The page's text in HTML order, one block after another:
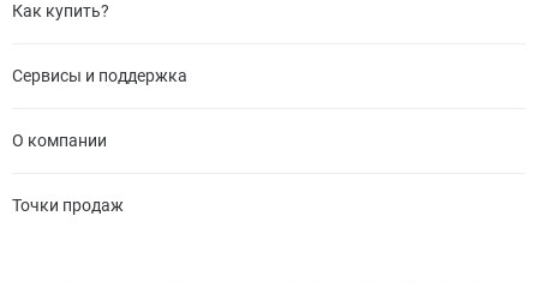
Как купить?
Сервисы и поддержка
О компании
Точки продаж